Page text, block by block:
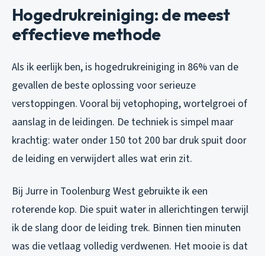
Hogedrukreiniging: de meest
effectieve methode
Als ik eerlijk ben, is hogedrukreiniging in 86% van de
gevallen de beste oplossing voor serieuze
verstoppingen. Vooral bij vetophoping, wortelgroei of
aanslag in de leidingen. De techniek is simpel maar
krachtig: water onder 150 tot 200 bar druk spuit door
de leiding en verwijdert alles wat erin zit.
Bij Jurre in Toolenburg West gebruikte ik een
roterende kop. Die spuit water in allerichtingen terwijl
ik de slang door de leiding trek. Binnen tien minuten
was die vetlaag volledig verdwenen. Het mooie is dat